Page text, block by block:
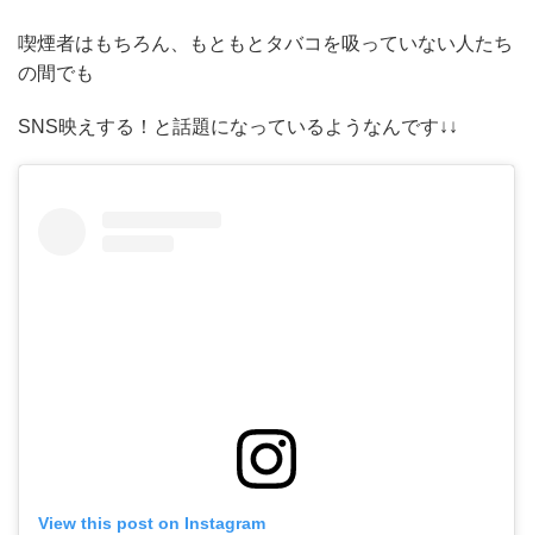
喫煙者はもちろん、もともとタバコを吸っていない人たち
の間でも
SNS映えする！と話題になっているようなんです↓↓
View this post on Instagram